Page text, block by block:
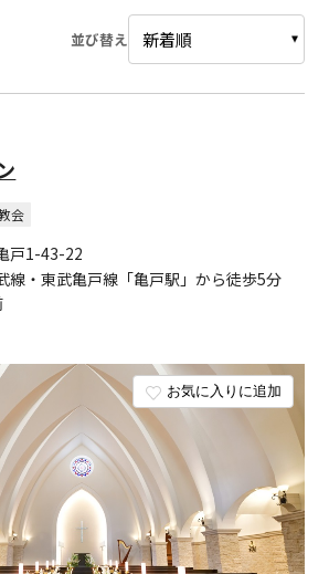
並び替え
お気に入りに追加
会
戸1-43-22
線・東武亀戸線「亀戸駅」から徒歩5分